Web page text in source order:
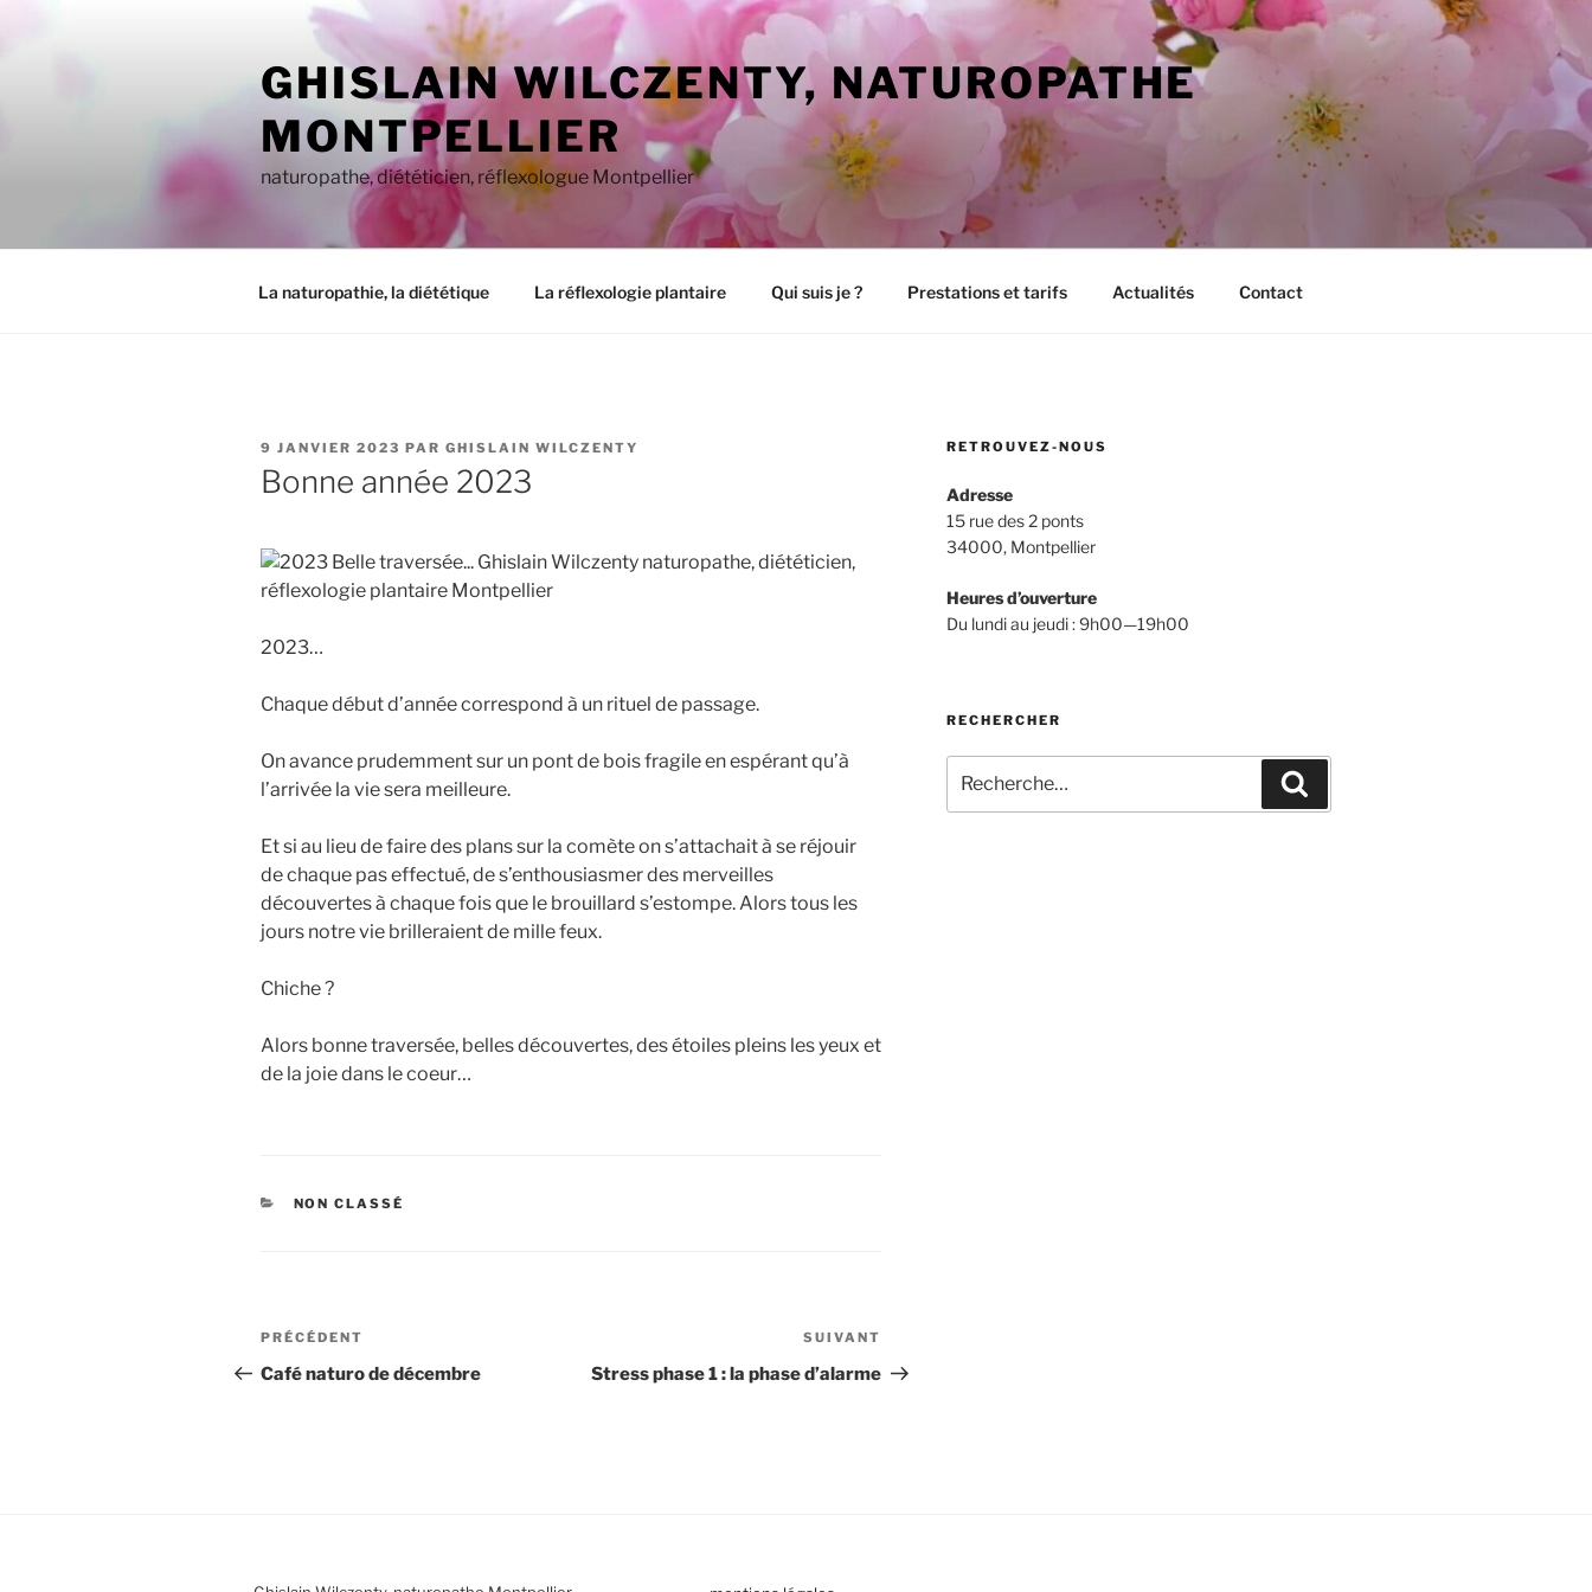
GHISLAIN WILCZENTY, NATUROPATHE
MONTPELLIER
naturopathe, diététicien, réflexologue Montpellier
La naturopathie, la diététique La réflexologie plantaire Qui suis je ? Prestations et tarifs Actualités Contact
PUBLIÉ
LE
9 JANVIER 2023 PAR GHISLAIN WILCZENTY
Bonne année 2023
2023…
Chaque début d’année correspond à un rituel de passage.
On avance prudemment sur un pont de bois fragile en espérant qu’à
l’arrivée la vie sera meilleure.
Et si au lieu de faire des plans sur la comète on s’attachait à se réjouir
de chaque pas effectué, de s’enthousiasmer des merveilles
découvertes à chaque fois que le brouillard s’estompe. Alors tous les
jours notre vie brilleraient de mille feux.
Chiche ?
Alors bonne traversée, belles découvertes, des étoiles pleins les yeux et
de la joie dans le coeur…
CATÉGORIES
NON CLASSÉ
Navigation
de
Article
précédent
PRÉCÉDENT
Café naturo de décembre
suivant
SUIVANT
Stress phase 1 : la phase d’alarme
RETROUVEZ-NOUS
Adresse
15 rue des 2 ponts
34000, Montpellier
Heures d’ouverture
Du lundi au jeudi : 9h00—19h00
RECHERCHER
pour
: